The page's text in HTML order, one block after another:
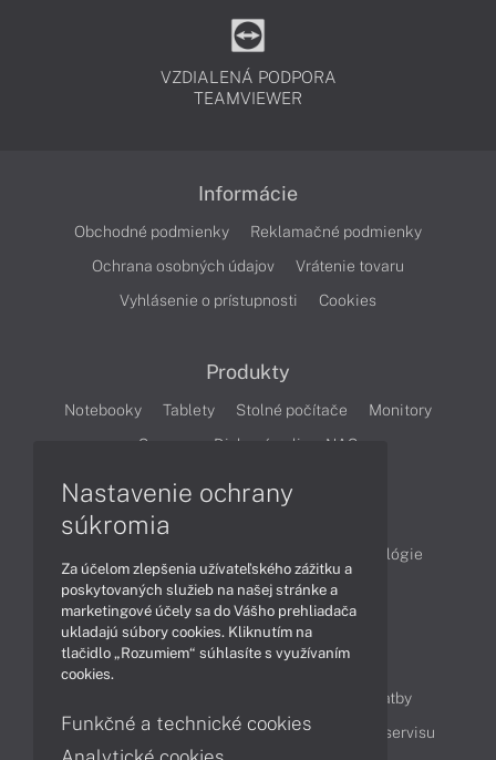
VZDIALENÁ PODPORA
TEAMVIEWER
Informácie
Obchodné podmienky
Reklamačné podmienky
Ochrana osobných údajov
Vrátenie tovaru
Vyhlásenie o prístupnosti
Cookies
Produkty
Notebooky Tablety Stolné počítače
Monitory
Servery
Diskové polia a NAS
Technológie
Videá
Obsah
Možnosti doručenia a platby
Podpora a servis
Servisné služby Cenník servisu
Nastavenie ochrany
súkromia
Za účelom zlepšenia užívateľského zážitku a
poskytovaných služieb na našej stránke a
marketingové účely sa do Vášho prehliadača
ukladajú súbory cookies. Kliknutím na
tlačidlo „Rozumiem“ súhlasíte s využívaním
cookies.
Funkčné a technické cookies